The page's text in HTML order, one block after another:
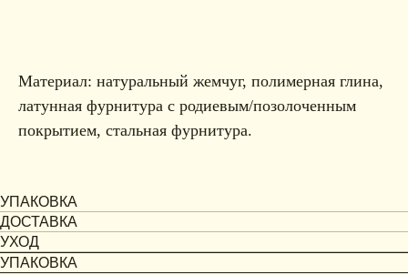
Материал: натуральный жемчуг, полимерная глина,
латунная фурнитура с родиевым/позолоченным
покрытием, стальная фурнитура.
УПАКОВКА
ДОСТАВКА
УХОД
УПАКОВКА